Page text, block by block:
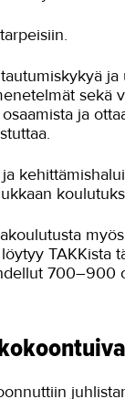
sekä
ja
TAKKista
700–900